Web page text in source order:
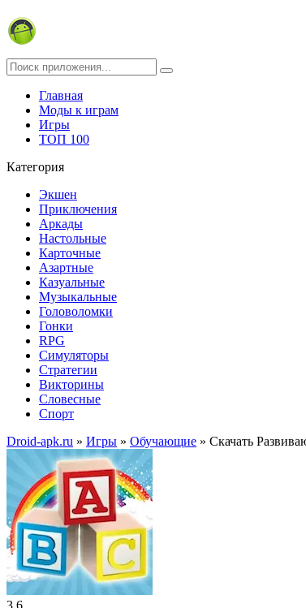
Главная
Моды к играм
Игры
ТОП 100
Категория
Экшен
Приключения
Аркады
Настольные
Карточные
Азартные
Казуальные
Музыкальные
Головоломки
Гонки
RPG
Симуляторы
Стратегии
Викторины
Словесные
Спорт
Droid-apk.ru » Игры » Обучающие » Скачать
3.6